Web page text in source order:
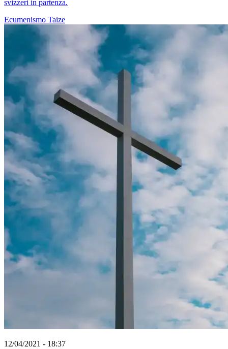
svizzeri in partenza.
Ecumenismo Taize
12/04/2021 - 18:37